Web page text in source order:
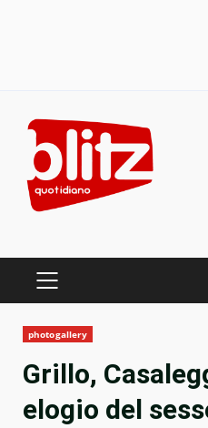
content
PRIMARY
photogallery
Grillo,
elogio del